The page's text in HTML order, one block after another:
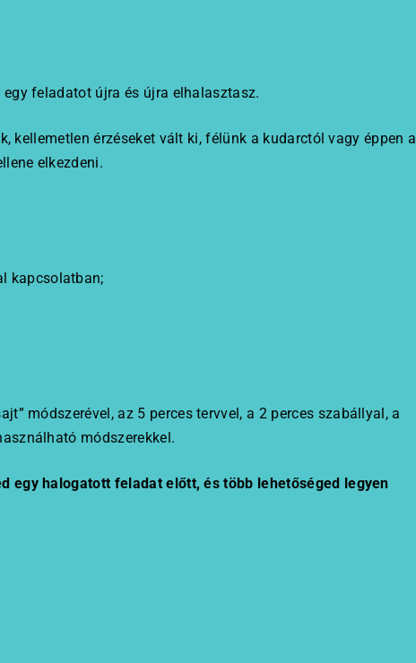
feladatot újra és újra elhalasztasz.
érzéseket vált ki, félünk a kudarctól vagy éppen a
elkezdeni.
kapcsolatban;
módszerével, az 5 perces tervvel, a 2 perces szabállyal, a
módszerekkel.
egy halogatott feladat előtt, és több lehetőséged legyen